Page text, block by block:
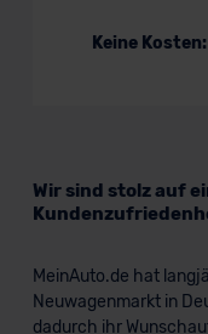
Keine Kosten:
Wir sind stolz auf
MeinAuto.de hat
Neuwagenmarkt in
dadurch ihr